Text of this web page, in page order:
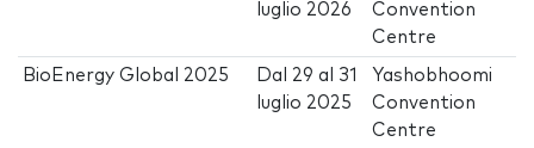
luglio 2026
Convention
Centre
BioEnergy Global 2025 Dal 29 al 31
luglio 2025
Yashobhoomi
Convention
Centre